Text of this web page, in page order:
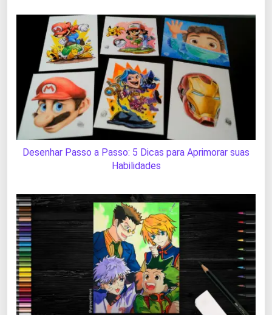
Desenhar Passo a Passo: 5 Dicas para Aprimorar suas
Habilidades